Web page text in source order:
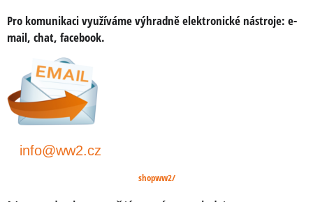
Pro komunikaci využíváme výhradně elektronické nástroje: e-
mail, chat, facebook.
info@ww2.cz
shopww2/